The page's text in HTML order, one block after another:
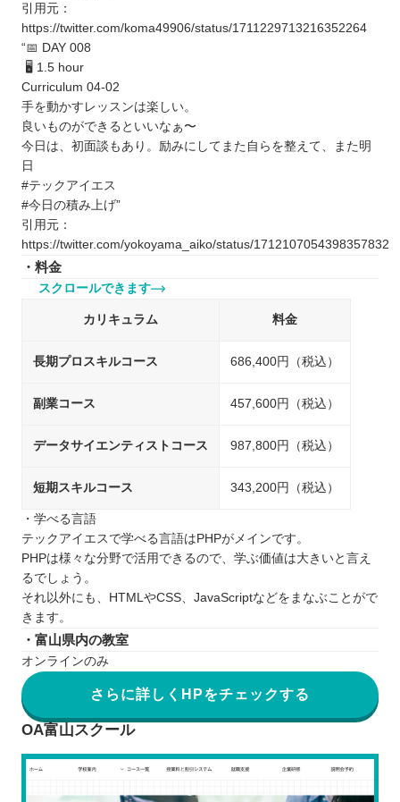
引用元：
https://twitter.com/koma49906/status/1711229713216352264
“📅 DAY 008
🖥 1.5 hour
Curriculum 04-02
手を動かすレッスンは楽しい。
良いものができるといいなぁ〜
今日は、初面談もあり。励みにしてまた自らを整えて、また明
日
#テックアイエス
#今日の積み上げ”
引用元：
https://twitter.com/yokoyama_aiko/status/1712107054398357832
・料金
スクロールできます
カリキュラム 料金
長期プロスキルコース 686,400円（税込）
副業コース 457,600円（税込）
データサイエンティストコース 987,800円（税込）
短期スキルコース 343,200円（税込）
・学べる言語
テックアイエスで学べる言語はPHPがメインです。
PHPは様々な分野で活用できるので、学ぶ価値は大きいと言え
るでしょう。
それ以外にも、HTMLやCSS、JavaScriptなどをまなぶことがで
きます。
・富山県内の教室
オンラインのみ
さらに詳しくHPをチェックする
OA富山スクール